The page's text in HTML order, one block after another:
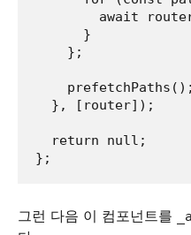
await
      }
    };
    prefetchPaths();
  }, [router]);
  return null;
그런 다음 이 컴포넌트를